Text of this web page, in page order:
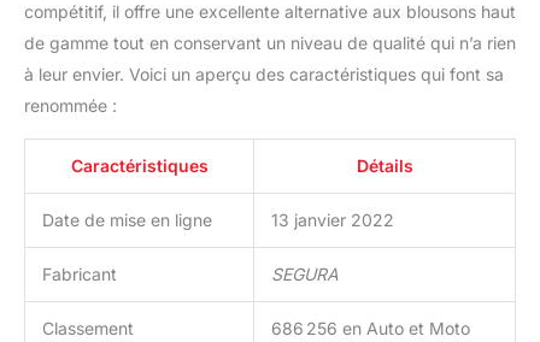
compétitif, il offre une excellente alternative aux blousons haut
de gamme tout en conservant un niveau de qualité qui n’a rien
à leur envier. Voici un aperçu des caractéristiques qui font sa
renommée :
Caractéristiques Détails
Date de mise en ligne 13 janvier 2022
Fabricant SEGURA
Classement 686 256 en Auto et Moto